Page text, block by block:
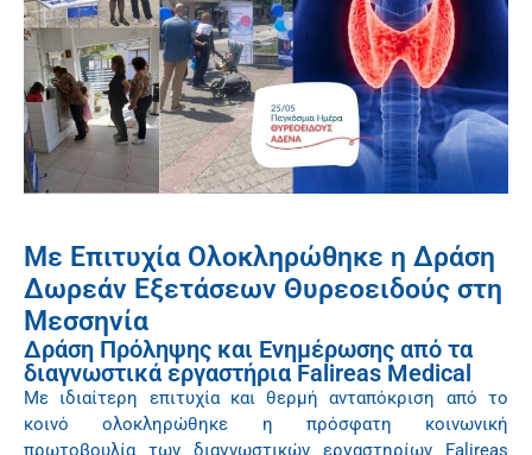
Με Επιτυχία Ολοκληρώθηκε η Δράση
Δωρεάν Εξετάσεων Θυρεοειδούς στη
Μεσσηνία
Δράση Πρόληψης και Ενημέρωσης από τα
διαγνωστικά εργαστήρια Falireas Medical
Με ιδιαίτερη επιτυχία και θερμή ανταπόκριση από το
κοινό ολοκληρώθηκε η πρόσφατη κοινωνική
πρωτοβουλία των διαγνωστικών εργαστηρίων Falireas